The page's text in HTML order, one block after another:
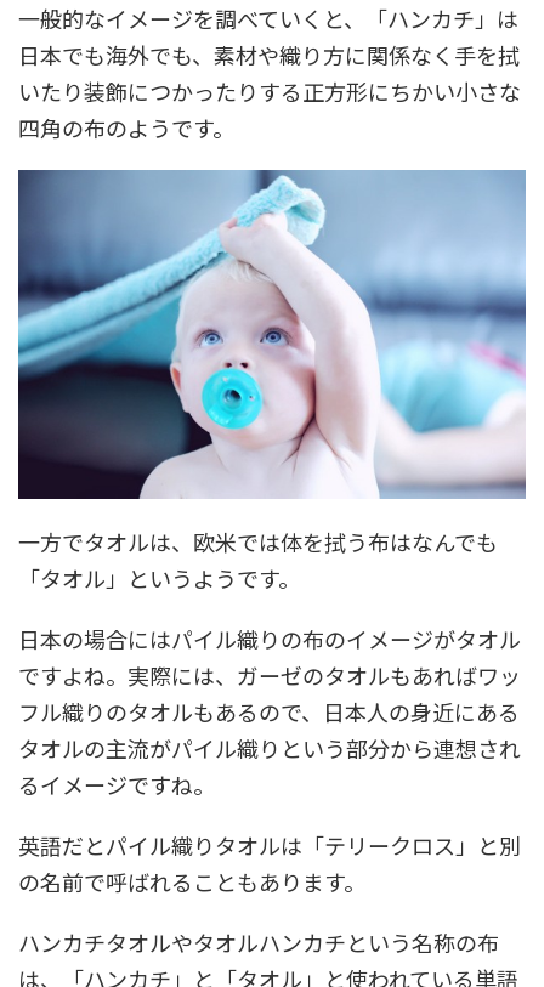
一般的なイメージを調べていくと、「ハンカチ」は
日本でも海外でも、素材や織り方に関係なく手を拭
いたり装飾につかったりする正方形にちかい小さな
四角の布のようです。
一方でタオルは、欧米では体を拭う布はなんでも
「タオル」というようです。
日本の場合にはパイル織りの布のイメージがタオル
ですよね。実際には、ガーゼのタオルもあればワッ
フル織りのタオルもあるので、日本人の身近にある
タオルの主流がパイル織りという部分から連想され
るイメージですね。
英語だとパイル織りタオルは「テリークロス」と別
の名前で呼ばれることもあります。
ハンカチタオルやタオルハンカチという名称の布
は、「ハンカチ」と「タオル」と使われている単語